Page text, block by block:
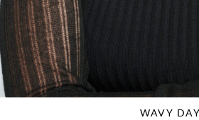
WAVY DAY